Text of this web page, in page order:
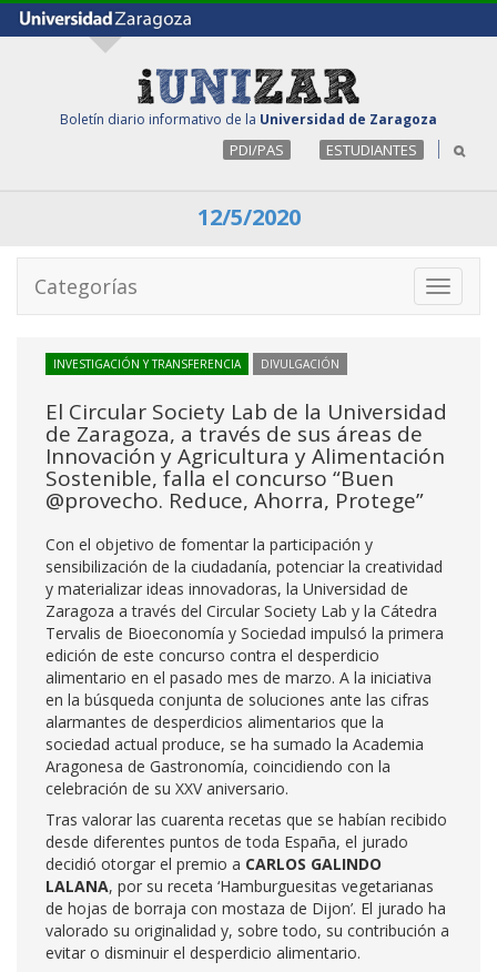
Boletín diario informativo de la Universidad de Zaragoza
PDI/PAS ESTUDIANTES
12/5/2020
Toggle
Categorías
INVESTIGACIÓN Y TRANSFERENCIA DIVULGACIÓN
El Circular Society Lab de la Universidad
de Zaragoza, a través de sus áreas de
Innovación y Agricultura y Alimentación
Sostenible, falla el concurso “Buen
@provecho. Reduce, Ahorra, Protege”
Con el objetivo de fomentar la participación y
sensibilización de la ciudadanía, potenciar la creatividad
y materializar ideas innovadoras, la Universidad de
Zaragoza a través del Circular Society Lab y la Cátedra
Tervalis de Bioeconomía y Sociedad impulsó la primera
edición de este concurso contra el desperdicio
alimentario en el pasado mes de marzo. A la iniciativa
en la búsqueda conjunta de soluciones ante las cifras
alarmantes de desperdicios alimentarios que la
sociedad actual produce, se ha sumado la Academia
Aragonesa de Gastronomía, coincidiendo con la
celebración de su XXV aniversario.
Tras valorar las cuarenta recetas que se habían recibido
desde diferentes puntos de toda España, el jurado
decidió otorgar el premio a CARLOS GALINDO
LALANA, por su receta ‘Hamburguesitas vegetarianas
de hojas de borraja con mostaza de Dijon’. El jurado ha
valorado su originalidad y, sobre todo, su contribución a
evitar o disminuir el desperdicio alimentario.